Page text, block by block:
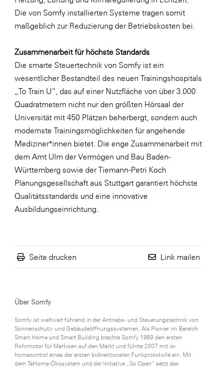
Die von Somfy installierten Systeme tragen somit
maßgeblich zur Reduzierung der Betriebskosten bei.
Zusammenarbeit für höchste Standards
Die smarte Steuertechnik von Somfy ist ein
wesentlicher Bestandteil des neuen Trainingshospitals
„To Train U“, das auf einer Nutzfläche von über 3.000
Quadratmetern nicht nur den größten Hörsaal der
Universität mit 450 Plätzen beherbergt, sondern auch
modernste Trainingsmöglichkeiten für angehende
Mediziner*innen bietet. Die enge Zusammenarbeit mit
dem Amt Ulm der Vermögen und Bau Baden-
Württemberg sowie der Tiemann-Petri Koch
Planungsgesellschaft aus Stuttgart garantiert höchste
Qualitätsstandards und eine innovative
Ausbildungseinrichtung.
Seite drucken Link mailen
Über Somfy
Somfy ist weltweit führend in der Antriebs- und Steuerungstechnik von
Sonnenschutz- und Gebäudeöffnungssystemen. Als Pionier im Bereich
Smart Home und Smart Building brachte Somfy 1969 den ersten
Rohrmotor für Markisen auf den Markt und führte 2007 mit io-
homecontrol eines der ersten bidirektionalen Funkprotokolle ein. Mit
dem TaHoma-Ökosystem und der Initiative „So Open“ setzt das